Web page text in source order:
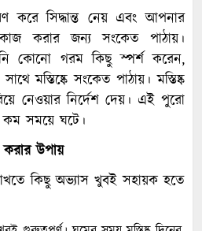
করে সিদ্ধান্ত নেয় এবং আপনার
করার জন্য সংকেত পাঠায়।
কোনো গরম কিছু স্পর্শ করেন,
মস্তিষ্কে সংকেত পাঠায়। মস্তিষ্ক
নেওয়ার নির্দেশ দেয়। এই পুরো
কম সময়ে ঘটে।
করার উপায়
কিছু অভ্যাস খুবই সহায়ক হতে